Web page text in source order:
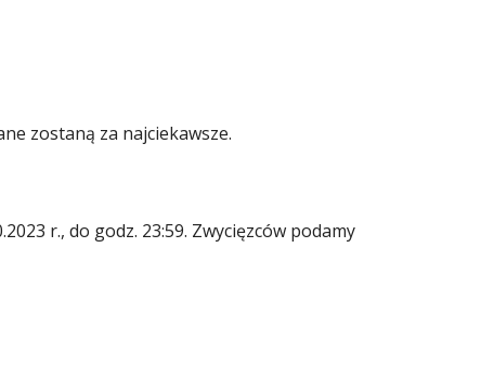
zostaną za najciekawsze.
r., do godz. 23:59. Zwycięzców podamy